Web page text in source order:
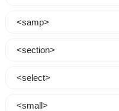
<samp>
<section>
<select>
<small>